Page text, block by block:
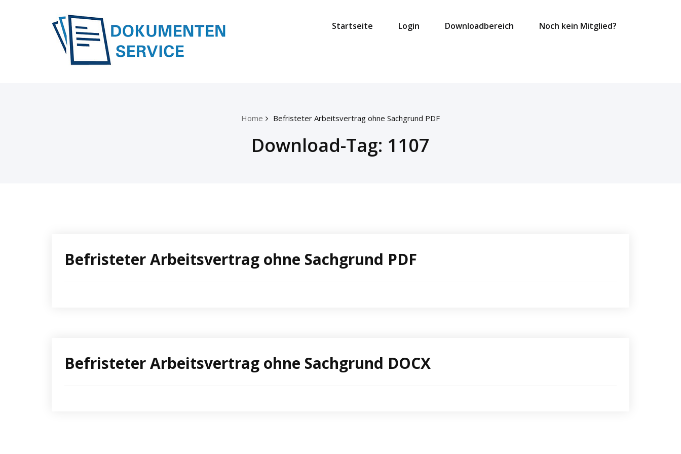
Startseite Login Downloadbereich Noch kein Mitglied?
Home Befristeter Arbeitsvertrag ohne Sachgrund PDF
Download-Tag: 1107
Befristeter Arbeitsvertrag ohne Sachgrund PDF
Befristeter Arbeitsvertrag ohne Sachgrund DOCX